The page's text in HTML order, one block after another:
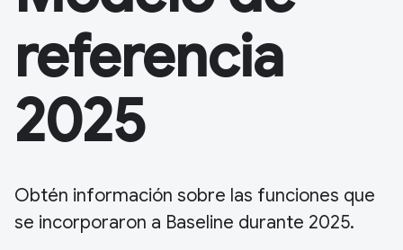
referencia
2025
Obtén información sobre las funciones que
se incorporaron a Baseline durante 2025.